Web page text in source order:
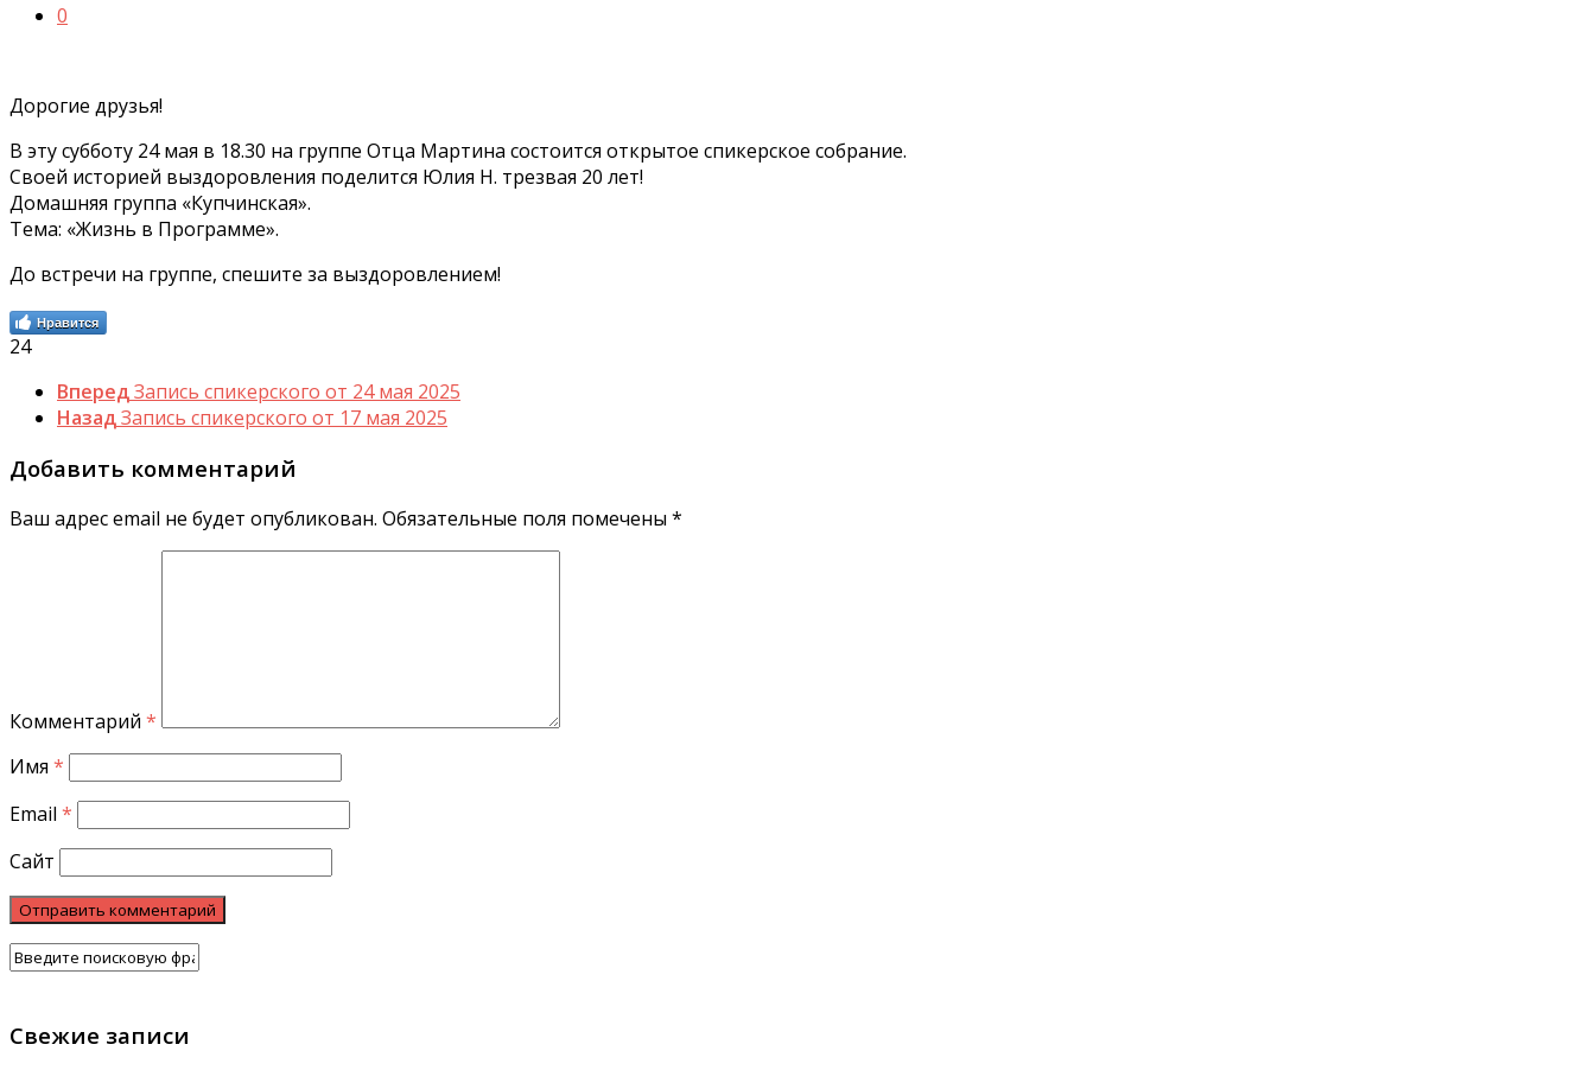
0
Дорогие друзья!
В эту субботу 24 мая в 18.30 на группе Отца Мартина состоится открытое спикерское собрание.
Своей историей выздоровления поделится Юлия Н. трезвая 20 лет!
Домашняя группа «Купчинская».
Тема: «Жизнь в Программе».
До встречи на группе, спешите за выздоровлением!
Нравится
24
ВпередЗапись спикерского от 24 мая 2025
НазадЗапись спикерского от 17 мая 2025
Добавить комментарий
Ваш адрес email не будет опубликован. Обязательные поля помечены *
Комментарий *
Имя *
Email *
Сайт
Свежие записи